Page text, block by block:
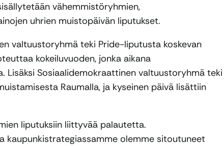
vähemmistöryhmien,
uhrien muistopäivän liputukset.
valtuustoryhmä teki Pride-liputusta koskevan
kokeiluvuoden, jonka aikana
Sosiaalidemokraattinen valtuustoryhmä teki
Raumalla, ja kyseinen päivä lisättiin
liputuksiin liittyvää palautetta.
kaupunkistrategiassamme olemme sitoutuneet